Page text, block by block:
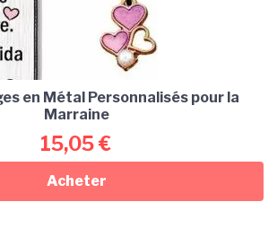
en Métal Personnalisés pour la
Marraine
15,05€
Acheter